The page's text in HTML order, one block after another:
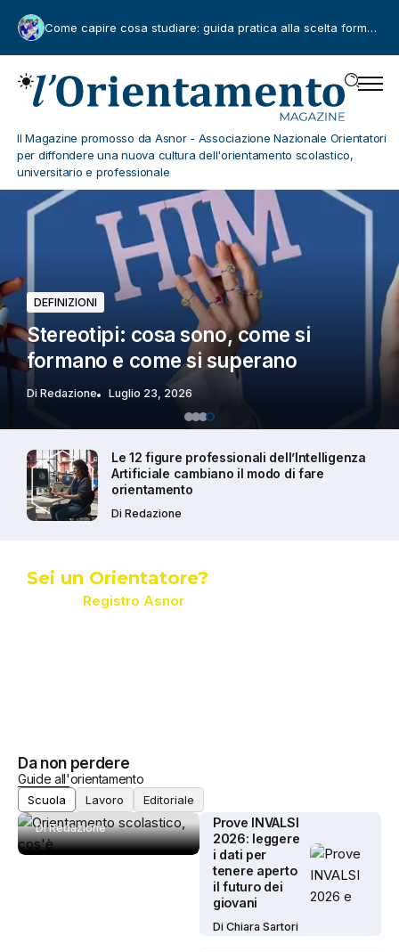
Il talento non nasce “pronto”. L’importanza di riprogettare l’incontro tra aziende e giovani professionisti
Il Magazine promosso da Asnor - Associazione Nazionale Orientatori
per diffondere una nuova cultura dell'orientamento scolastico,
universitario e professionale
Prove INVALSI 2026: leggere i dati
per tenere aperto il futuro dei
giovani
Di Chiara Sartori Agosto 4, 2026
dell’Intelligenza
di fare
Come capire cosa
alla scelta formativa
Sei un Orientatore?
Registro Asnor
Da non perdere
Guide all'orientamento
Scuola Lavoro Editoriale
L’importanza
dell’Orientamento
scolastico
Di Redazione
Prove INVALSI
2026: leggere
i dati per
tenere aperto
il futuro dei
giovani
Di Chiara Sartori